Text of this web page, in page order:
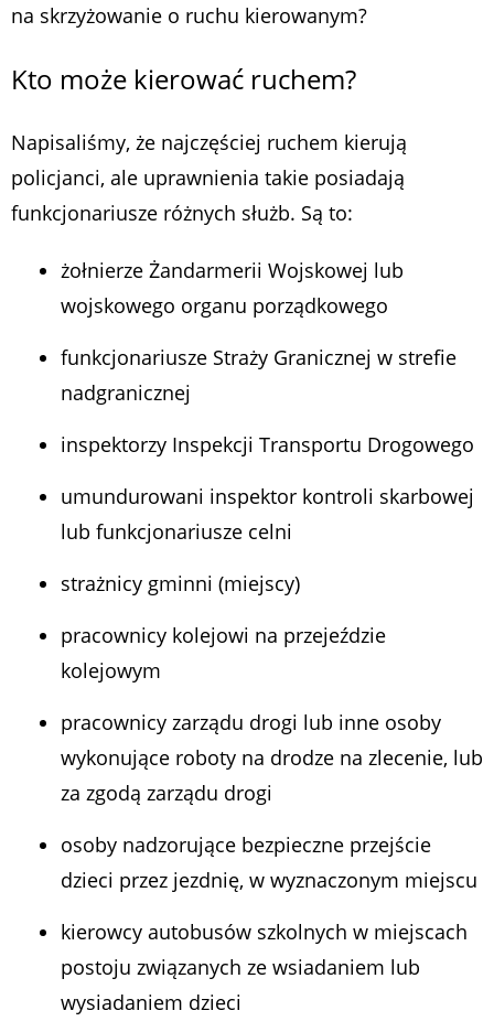
na skrzyżowanie o ruchu kierowanym?
Kto może kierować ruchem?
Napisaliśmy, że najczęściej ruchem kierują
policjanci, ale uprawnienia takie posiadają
funkcjonariusze różnych służb. Są to:
żołnierze Żandarmerii Wojskowej lub
wojskowego organu porządkowego
funkcjonariusze Straży Granicznej w strefie
nadgranicznej
inspektorzy Inspekcji Transportu Drogowego
umundurowani inspektor kontroli skarbowej
lub funkcjonariusze celni
strażnicy gminni (miejscy)
pracownicy kolejowi na przejeździe
kolejowym
pracownicy zarządu drogi lub inne osoby
wykonujące roboty na drodze na zlecenie, lub
za zgodą zarządu drogi
osoby nadzorujące bezpieczne przejście
dzieci przez jezdnię, w wyznaczonym miejscu
kierowcy autobusów szkolnych w miejscach
postoju związanych ze wsiadaniem lub
wysiadaniem dzieci